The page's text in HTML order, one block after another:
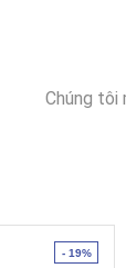
Chúng tôi
- 19%